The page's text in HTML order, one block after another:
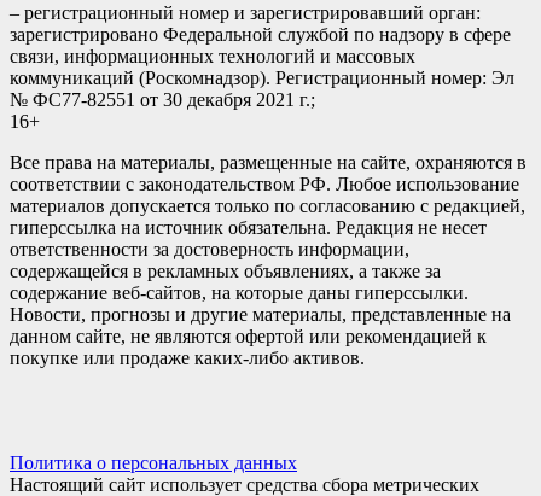
– регистрационный номер и зарегистрировавший орган:
зарегистрировано Федеральной службой по надзору в сфере
связи, информационных технологий и массовых
коммуникаций (Роскомнадзор). Регистрационный номер: Эл
№ ФС77-82551 от 30 декабря 2021 г.;
16+
Все права на материалы, размещенные на сайте, охраняются в
соответствии с законодательством РФ. Любое использование
материалов допускается только по согласованию с редакцией,
гиперссылка на источник обязательна. Редакция не несет
ответственности за достоверность информации,
содержащейся в рекламных объявлениях, а также за
содержание веб-сайтов, на которые даны гиперссылки.
Новости, прогнозы и другие материалы, представленные на
данном сайте, не являются офертой или рекомендацией к
покупке или продаже каких-либо активов.
Политика о персональных данных
Настоящий сайт использует средства сбора метрических